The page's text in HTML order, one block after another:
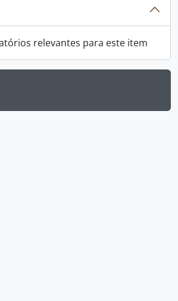
relevantes para este item